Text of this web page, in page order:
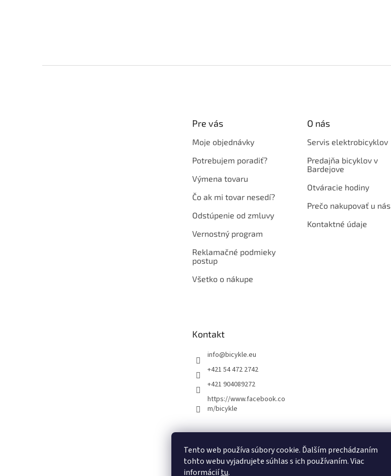
Tento web používa súbory cookie. Ďalším prechádzaním
tohto webu vyjadrujete súhlas s ich používaním. Viac
informáciítu.
Pre vás
Moje objednávky
Potrebujem poradiť?
Výmena tovaru
Čo ak mi tovar nesedí?
Odstúpenie od zmluvy
Vernostný program
Reklamačné podmieky
postup
Všetko o nákupe
O nás
Servis elektrobicyklov
Predajňa bicyklov v
Bardejove
Otváracie hodiny
Prečo nakupovať u nás
Kontaktné údaje
Kontakt
info@bicykle.eu
+421 54 472 2742
+421 904089272
https://www.facebook.co
m/bicykle